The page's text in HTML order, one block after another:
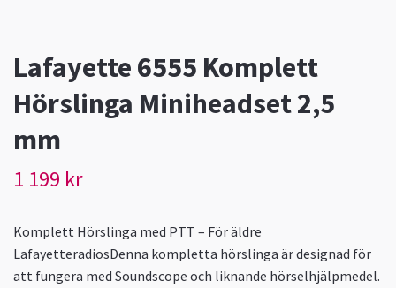
Lafayette 6555 Komplett
Hörslinga Miniheadset 2,5
mm
1 199 kr
Komplett Hörslinga med PTT – För äldre
LafayetteradiosDenna kompletta hörslinga är designad för
att fungera med Soundscope och liknande hörselhjälpmedel.